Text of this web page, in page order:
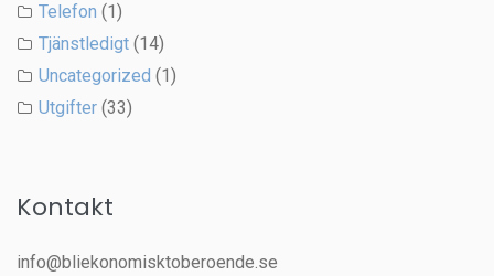
Telefon (1)
Tjänstledigt (14)
Uncategorized (1)
Utgifter (33)
Kontakt
info@bliekonomisktoberoende.se